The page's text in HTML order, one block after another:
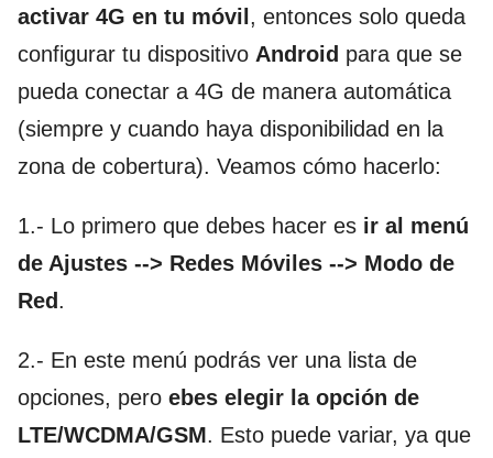
activar 4G en tu móvil, entonces solo queda
configurar tu dispositivo Android para que se
pueda conectar a 4G de manera automática
(siempre y cuando haya disponibilidad en la
zona de cobertura). Veamos cómo hacerlo:
1.- Lo primero que debes hacer es ir al menú
de Ajustes --> Redes Móviles --> Modo de
Red.
2.- En este menú podrás ver una lista de
opciones, pero ebes elegir la opción de
LTE/WCDMA/GSM. Esto puede variar, ya que